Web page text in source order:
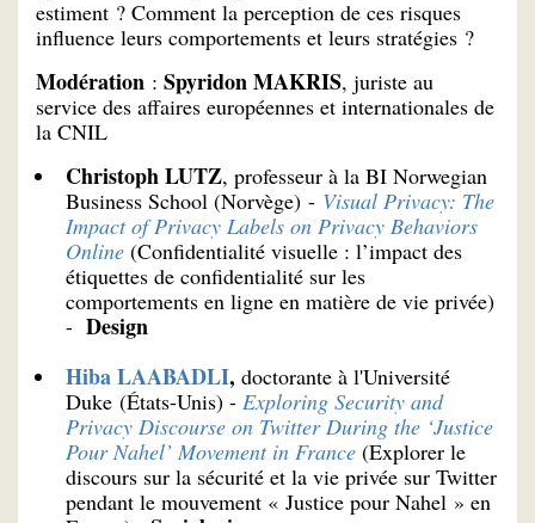
estiment ? Comment la perception de ces risques
influence leurs comportements et leurs stratégies ?
Modération : Spyridon MAKRIS, juriste au
service des affaires européennes et internationales de
la CNIL
Christoph LUTZ, professeur à la BI Norwegian
Business School (Norvège) - Visual Privacy: The
Impact of Privacy Labels on Privacy Behaviors
Online (Confidentialité visuelle : l’impact des
étiquettes de confidentialité sur les
comportements en ligne en matière de vie privée)
- Design
Hiba LAABADLI, doctorante à l'Université
Duke (États-Unis) - Exploring Security and
Privacy Discourse on Twitter During the ‘Justice
Pour Nahel’ Movement in France (Explorer le
discours sur la sécurité et la vie privée sur Twitter
pendant le mouvement « Justice pour Nahel » en